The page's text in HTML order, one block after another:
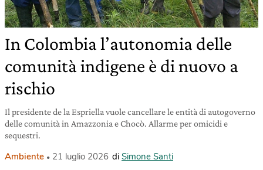
In Colombia l’autonomia delle
comunità indigene è di nuovo a
rischio
Il presidente de la Espriella vuole cancellare le entità di autogoverno
delle comunità in Amazzonia e Chocò. Allarme per omicidi e
sequestri.
Ambiente 21 luglio 2026 di Simone Santi